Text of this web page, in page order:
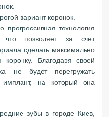
вариант коронок.
технология
что позволяет за счет
сделать максимально
коронку. Благодаря своей
не будет перегружать
на который она
зубы в городе Киев,